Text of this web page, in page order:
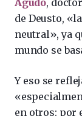
de Deusto,
neutral», ya
mundo se
Y eso se
en otros: por